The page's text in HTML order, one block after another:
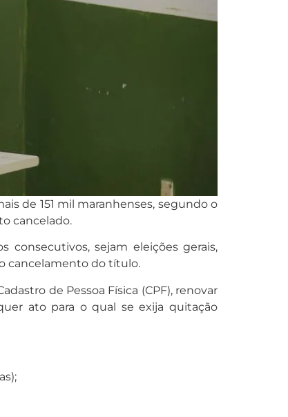
de 151 mil maranhenses, segundo o
cancelado.
sejam eleições gerais,
cancelamento do título.
de Pessoa Física (CPF), renovar
ato para o qual se exija quitação